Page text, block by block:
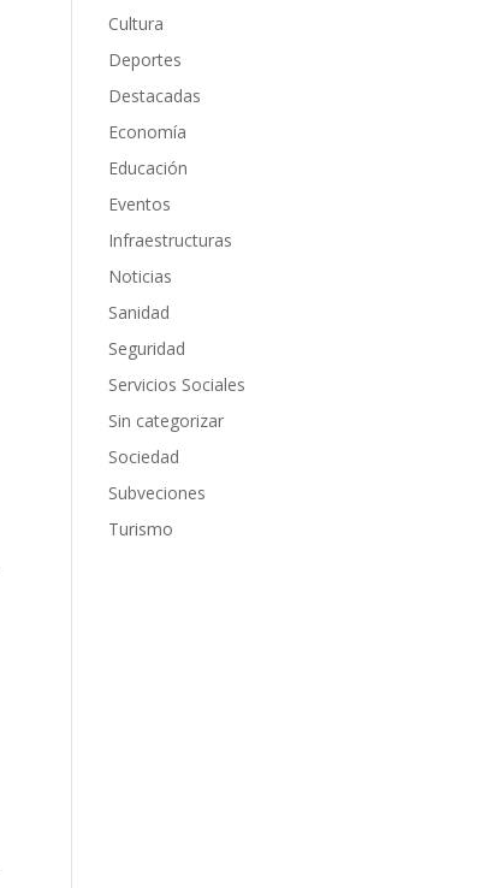
Cultura
Deportes
Destacadas
Economía
Educación
Eventos
Infraestructuras
Noticias
Sanidad
Seguridad
Servicios Sociales
Sin categorizar
Sociedad
Subveciones
Turismo